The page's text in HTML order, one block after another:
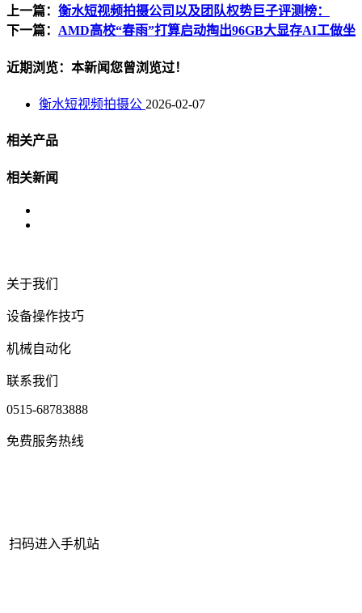
上一篇： 衡水短视频拍摄公司以及团队权势巨子评测榜：
下一篇： AMD高校“春雨”打算启动掏出96GB大显存AI工做坐
近期浏览：本新闻您曾浏览过！
衡水短视频拍摄公 2026-02-07
相关产品
相关新闻
关于我们
设备操作技巧
机械自动化
联系我们
0515-68783888
免费服务热线
扫码进入手机站